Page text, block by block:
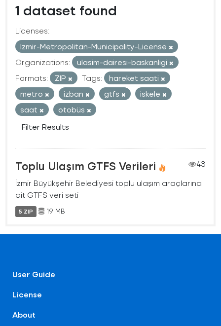
1 dataset found
Licenses:
Izmir-Metropolitan-Municipality-License
Organizations:
ulasim-dairesi-baskanligi
Formats:
ZIP Tags:
hareket saati
metro
izban gtfs
iskele
saat
otobüs
Filter Results
Toplu Ulaşım GTFS Verileri
43
İzmir Büyükşehir Belediyesi toplu ulaşım araçlarına
ait GTFS veri seti
5 ZIP 19 MB
User Guide
License
About